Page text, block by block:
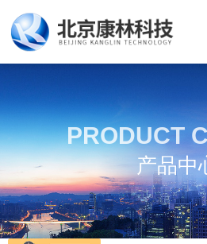
PRODUCT
产品中